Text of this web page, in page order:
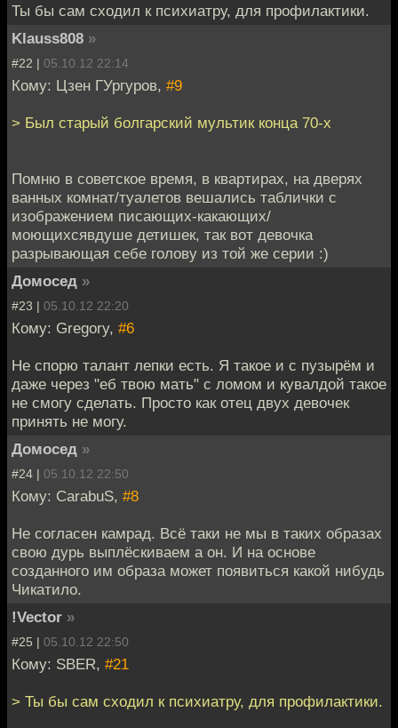
Ты бы сам сходил к психиатру, для профилактики.
Klauss808 »
#22 | 05.10.12 22:14
Кому: Цзен ГУргуров, #9
> Был старый болгарский мультик конца 70-х
Помню в советское время, в квартирах, на дверях
ванных комнат/туалетов вешались таблички с
изображением писающих-какающих/
моющихсявдуше детишек, так вот девочка
разрывающая себе голову из той же серии :)
Домосед »
#23 | 05.10.12 22:20
Кому: Gregory, #6
Не спорю талант лепки есть. Я такое и с пузырём и
даже через "еб твою мать" с ломом и кувалдой такое
не смогу сделать. Просто как отец двух девочек
принять не могу.
Домосед »
#24 | 05.10.12 22:50
Кому: CarabuS, #8
Не согласен камрад. Всё таки не мы в таких образах
свою дурь выплёскиваем а он. И на основе
созданного им образа может появиться какой нибудь
Чикатило.
!Vector »
#25 | 05.10.12 22:50
Кому: SBER, #21
> Ты бы сам сходил к психиатру, для профилактики.